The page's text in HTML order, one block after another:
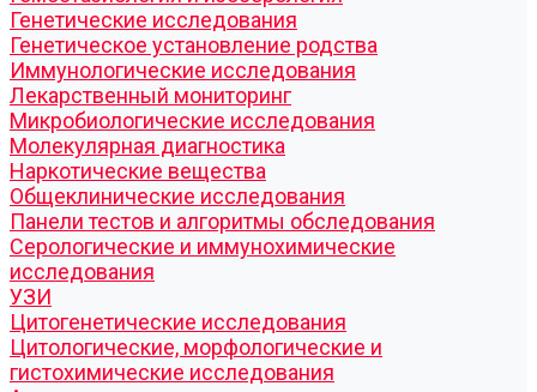
Генетические исследования
Генетическое установление родства
Иммунологические исследования
Лекарственный мониторинг
Микробиологические исследования
Молекулярная диагностика
Наркотические вещества
Общеклинические исследования
Панели тестов и алгоритмы обследования
Серологические и иммунохимические
исследования
УЗИ
Цитогенетические исследования
Цитологические, морфологические и
гистохимические исследования